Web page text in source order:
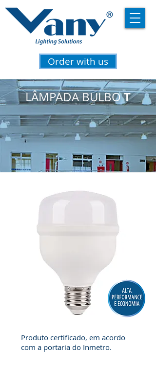
Order with us
LÂMPADA BULBOT
Produto certificado, em acordo
com a portaria do Inmetro.